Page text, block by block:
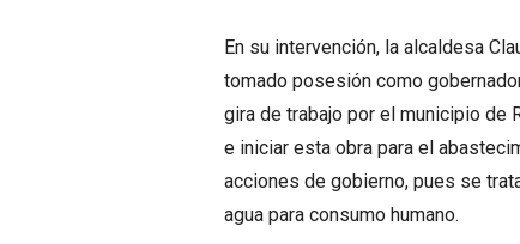
En su intervención, la alcaldesa
tomado posesión como
gira de trabajo por el municipio de
e iniciar esta obra para el
acciones de gobierno, pues se
agua para consumo humano.